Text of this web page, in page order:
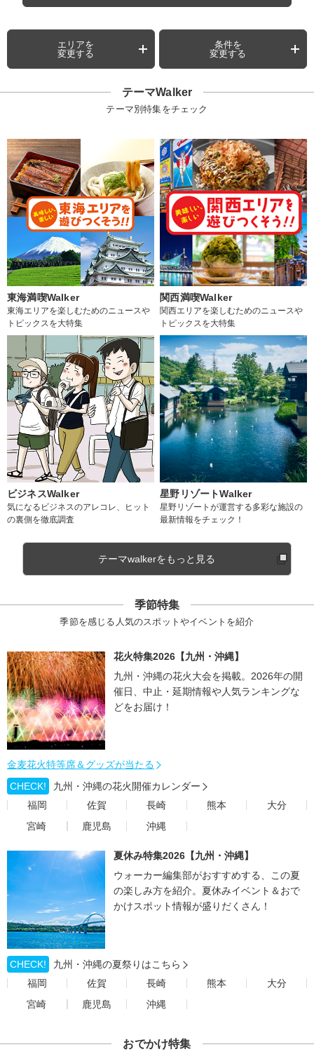
エリアを
変更する
条件を
変更する
テーマWalker
テーマ別特集をチェック
東海満喫Walker
東海エリアを楽しむためのニュースや
トピックスを大特集
関西満喫Walker
関西エリアを楽しむためのニュースや
トピックスを大特集
ビジネスWalker
気になるビジネスのアレコレ、ヒット
の裏側を徹底調査
星野リゾートWalker
星野リゾートが運営する多彩な施設の
最新情報をチェック！
テーマwalkerをもっと見る
季節特集
季節を感じる人気のスポットやイベントを紹介
花火特集2026【九州・沖縄】
九州・沖縄の花火大会を掲載。2026年の開
催日、中止・延期情報や人気ランキングな
どをお届け！
金麦花火特等席＆グッズが当たる
CHECK!
九州・沖縄の花火開催カレンダー
福岡
佐賀 長崎 熊本
大分
宮崎
鹿児島 沖縄
夏休み特集2026【九州・沖縄】
ウォーカー編集部がおすすめする、この夏
の楽しみ方を紹介。夏休みイベント＆おで
かけスポット情報が盛りだくさん！
CHECK!
九州・沖縄の夏祭りはこちら
福岡
佐賀 長崎 熊本
大分
宮崎
鹿児島 沖縄
おでかけ特集